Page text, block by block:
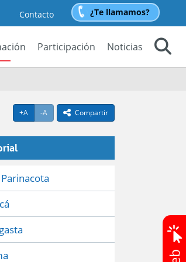
Contacto ¿Te llamamos?
Participación
Noticias
+AAgrandar texto
-AAchicar textoicono compartir
Compartir